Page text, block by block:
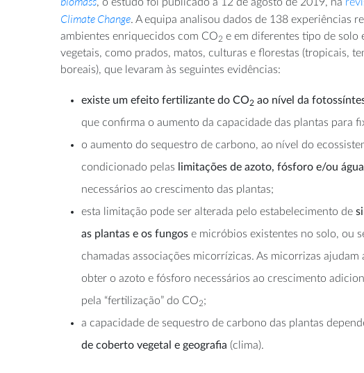
Climate Change. A equipa analisou dados de 138 experiências
ambientes enriquecidos com CO2 e em diferentes tipo de solo
vegetais, como prados, matos, culturas e florestas (tropicais,
boreais), que levaram às seguintes evidências:
existe um efeito fertilizante do CO2 ao nível da
que confirma o aumento da capacidade das plantas para
o aumento do sequestro de carbono, ao nível do
condicionado pelas limitações de azoto, fósforo e/ou
necessários ao crescimento das plantas;
esta limitação pode ser alterada pelo estabelecimento de
as plantas e os fungos e micróbios existentes no solo, ou
chamadas associações micorrízicas. As micorrizas ajudam
obter o azoto e fósforo necessários ao crescimento
pela “fertilização” do CO2;
a capacidade de sequestro de carbono das plantas
de coberto vegetal e geografia (clima).